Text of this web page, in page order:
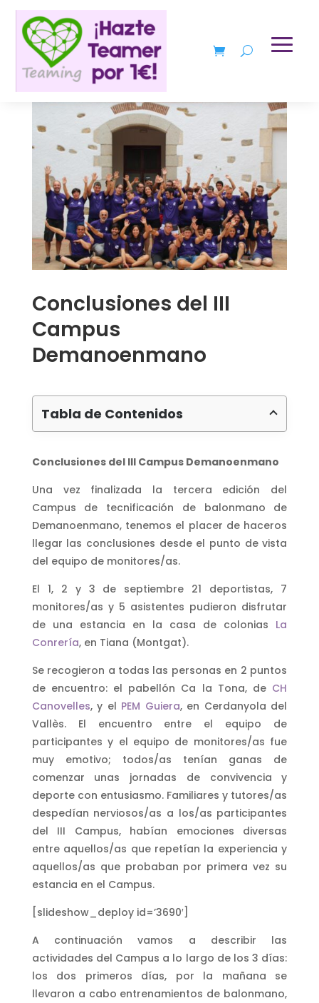
Conclusiones del III
Campus
Demanoenmano
Tabla de Contenidos
Conclusiones del III Campus Demanoenmano
Una vez finalizada la tercera edición del
Campus de tecnificación de balonmano de
Demanoenmano, tenemos el placer de haceros
llegar las conclusiones desde el punto de vista
del equipo de monitores/as.
El 1, 2 y 3 de septiembre 21 deportistas, 7
monitores/as y 5 asistentes pudieron disfrutar
de una estancia en la casa de colonias La
Conrería, en Tiana (Montgat).
Se recogieron a todas las personas en 2 puntos
de encuentro: el pabellón Ca la Tona, de CH
Canovelles, y el PEM Guiera, en Cerdanyola del
Vallès. El encuentro entre el equipo de
participantes y el equipo de monitores/as fue
muy emotivo; todos/as tenían ganas de
comenzar unas jornadas de convivencia y
deporte con entusiasmo. Familiares y tutores/as
despedían nerviosos/as a los/as participantes
del III Campus, habían emociones diversas
entre aquellos/as que repetían la experiencia y
aquellos/as que probaban por primera vez su
estancia en el Campus.
[slideshow_deploy id=’3690′]
A continuación vamos a describir las
actividades del Campus a lo largo de los 3 días:
los dos primeros días, por la mañana se
llevaron a cabo entrenamientos de balonmano,